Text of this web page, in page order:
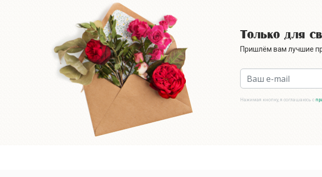
Только для
Пришлём вам лучшие
Нажимая кнопку, я соглашаюсь с